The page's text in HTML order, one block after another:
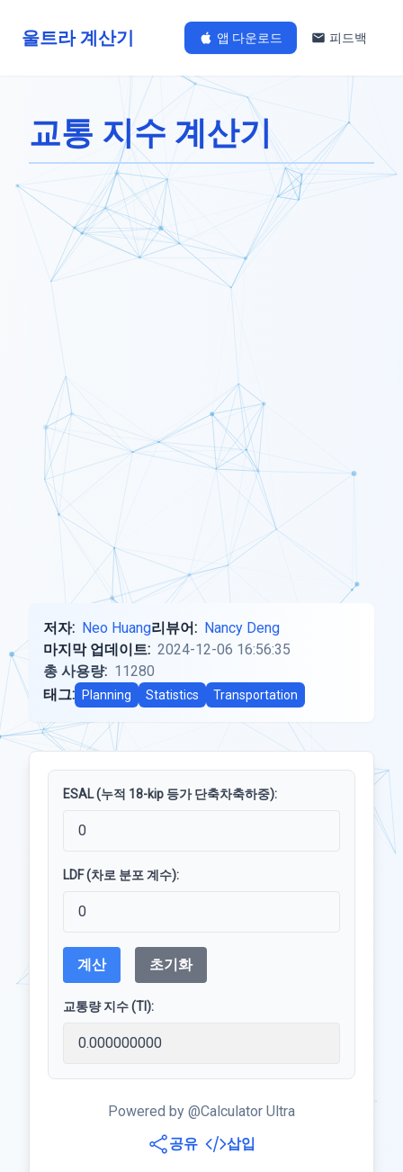
울트라 계산기 앱 다운로드 피드백
교통 지수 계산기
저자: Neo Huang리뷰어: Nancy Deng
마지막 업데이트: 2024-12-06 16:56:35
총 사용량: 11280
태그:
Planning Statistics Transportation
ESAL (누적 18-kip 등가 단축차축하중):
LDF (차로 분포 계수):
계산 초기화
교통량 지수 (TI):
Powered by @Calculator Ultra
공유
삽입